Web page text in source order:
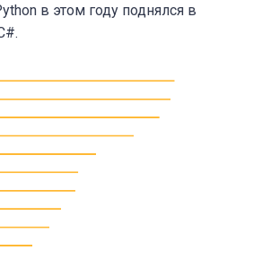
в этом году поднялся в